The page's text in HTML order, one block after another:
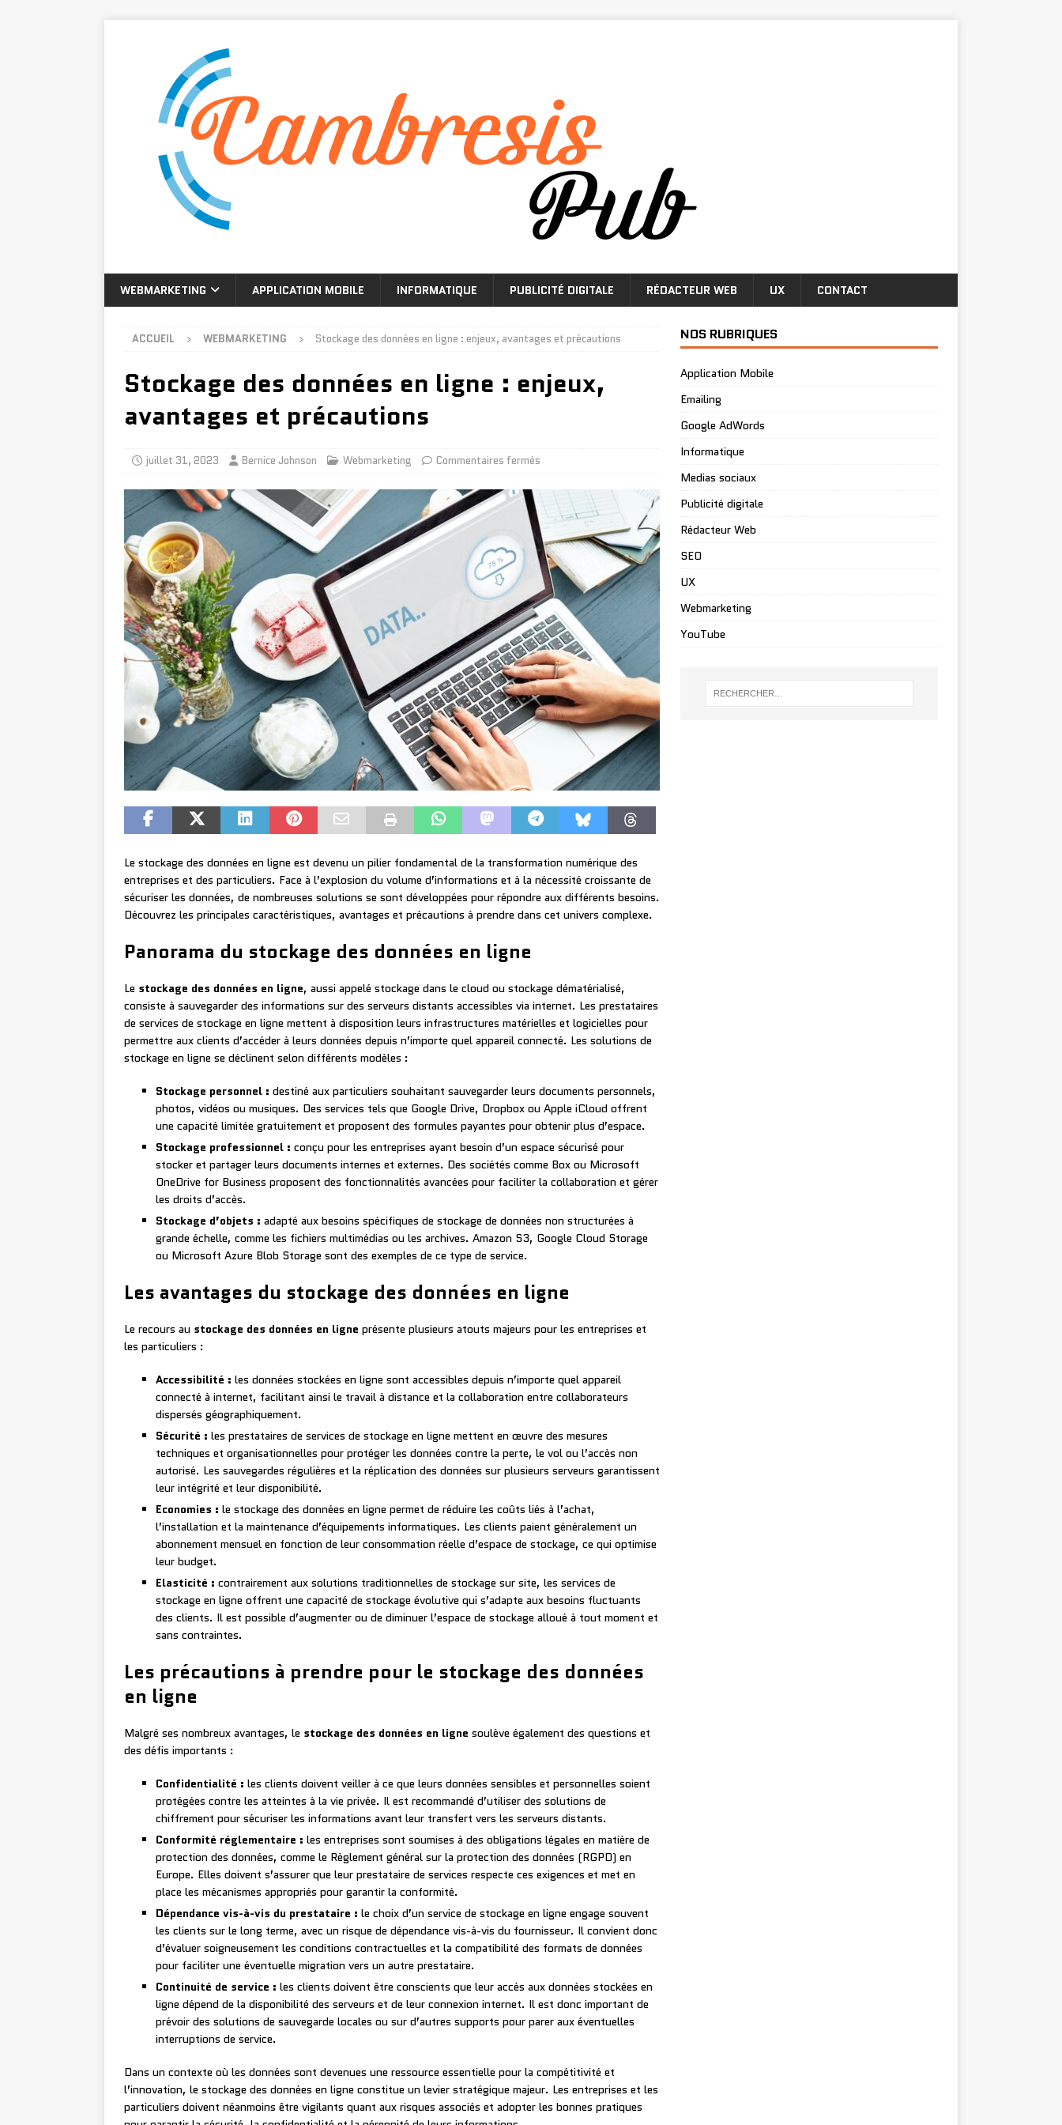
WEBMARKETING APPLICATION MOBILE INFORMATIQUE PUBLICITÉ DIGITALE RÉDACTEUR WEB UX CONTACT
ACCUEIL WEBMARKETING Stockage des données en ligne : enjeux, avantages et précautions
Stockage des données en ligne : enjeux,
avantages et précautions
juillet 31, 2023 Bernice Johnson Webmarketing Commentaires fermés
Le stockage des données en ligne est devenu un pilier fondamental de la transformation numérique des
entreprises et des particuliers. Face à l’explosion du volume d’informations et à la nécessité croissante de
sécuriser les données, de nombreuses solutions se sont développées pour répondre aux différents besoins.
Découvrez les principales caractéristiques, avantages et précautions à prendre dans cet univers complexe.
Panorama du stockage des données en ligne
Le stockage des données en ligne, aussi appelé stockage dans le cloud ou stockage dématérialisé,
consiste à sauvegarder des informations sur des serveurs distants accessibles via internet. Les prestataires
de services de stockage en ligne mettent à disposition leurs infrastructures matérielles et logicielles pour
permettre aux clients d’accéder à leurs données depuis n’importe quel appareil connecté. Les solutions de
stockage en ligne se déclinent selon différents modèles :
Stockage personnel : destiné aux particuliers souhaitant sauvegarder leurs documents personnels,
photos, vidéos ou musiques. Des services tels que Google Drive, Dropbox ou Apple iCloud offrent
une capacité limitée gratuitement et proposent des formules payantes pour obtenir plus d’espace.
Stockage professionnel : conçu pour les entreprises ayant besoin d’un espace sécurisé pour
stocker et partager leurs documents internes et externes. Des sociétés comme Box ou Microsoft
OneDrive for Business proposent des fonctionnalités avancées pour faciliter la collaboration et gérer
les droits d’accès.
Stockage d’objets : adapté aux besoins spécifiques de stockage de données non structurées à
grande échelle, comme les fichiers multimédias ou les archives. Amazon S3, Google Cloud Storage
ou Microsoft Azure Blob Storage sont des exemples de ce type de service.
Les avantages du stockage des données en ligne
Le recours au stockage des données en ligne présente plusieurs atouts majeurs pour les entreprises et
les particuliers :
Accessibilité : les données stockées en ligne sont accessibles depuis n’importe quel appareil
connecté à internet, facilitant ainsi le travail à distance et la collaboration entre collaborateurs
dispersés géographiquement.
Sécurité : les prestataires de services de stockage en ligne mettent en œuvre des mesures
techniques et organisationnelles pour protéger les données contre la perte, le vol ou l’accès non
autorisé. Les sauvegardes régulières et la réplication des données sur plusieurs serveurs garantissent
leur intégrité et leur disponibilité.
Economies : le stockage des données en ligne permet de réduire les coûts liés à l’achat,
l’installation et la maintenance d’équipements informatiques. Les clients paient généralement un
abonnement mensuel en fonction de leur consommation réelle d’espace de stockage, ce qui optimise
leur budget.
Elasticité : contrairement aux solutions traditionnelles de stockage sur site, les services de
stockage en ligne offrent une capacité de stockage évolutive qui s’adapte aux besoins fluctuants
des clients. Il est possible d’augmenter ou de diminuer l’espace de stockage alloué à tout moment et
sans contraintes.
Les précautions à prendre pour le stockage des données
en ligne
Malgré ses nombreux avantages, le stockage des données en ligne soulève également des questions et
des défis importants :
Confidentialité : les clients doivent veiller à ce que leurs données sensibles et personnelles soient
protégées contre les atteintes à la vie privée. Il est recommandé d’utiliser des solutions de
chiffrement pour sécuriser les informations avant leur transfert vers les serveurs distants.
Conformité réglementaire : les entreprises sont soumises à des obligations légales en matière de
protection des données, comme le Règlement général sur la protection des données (RGPD) en
Europe. Elles doivent s’assurer que leur prestataire de services respecte ces exigences et met en
place les mécanismes appropriés pour garantir la conformité.
Dépendance vis-à-vis du prestataire : le choix d’un service de stockage en ligne engage souvent
les clients sur le long terme, avec un risque de dépendance vis-à-vis du fournisseur. Il convient donc
d’évaluer soigneusement les conditions contractuelles et la compatibilité des formats de données
pour faciliter une éventuelle migration vers un autre prestataire.
Continuité de service : les clients doivent être conscients que leur accès aux données stockées en
ligne dépend de la disponibilité des serveurs et de leur connexion internet. Il est donc important de
prévoir des solutions de sauvegarde locales ou sur d’autres supports pour parer aux éventuelles
interruptions de service.
Dans un contexte où les données sont devenues une ressource essentielle pour la compétitivité et
l’innovation, le stockage des données en ligne constitue un levier stratégique majeur. Les entreprises et les
particuliers doivent néanmoins être vigilants quant aux risques associés et adopter les bonnes pratiques
NOS RUBRIQUES
Application Mobile
Emailing
Google AdWords
Informatique
Medias sociaux
Publicité digitale
Rédacteur Web
SEO
UX
Webmarketing
YouTube